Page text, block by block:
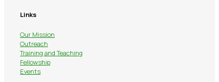
Links
Our Mission
Outreach
Training and Teaching
Fellowship
Events